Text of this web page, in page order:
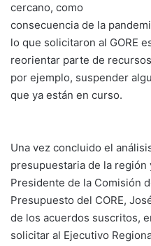
cercano, como
consecuencia de la
lo que solicitaron al GORE
reorientar parte de
por ejemplo, suspender
que ya están en curso.
Una vez concluido el
presupuestaria de la
Presidente de la Comisión
Presupuesto del CORE,
de los acuerdos suscritos,
solicitar al Ejecutivo